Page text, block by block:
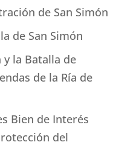
de San Simón
de San Simón
y la Batalla de
de la Ría de
Bien de Interés
del